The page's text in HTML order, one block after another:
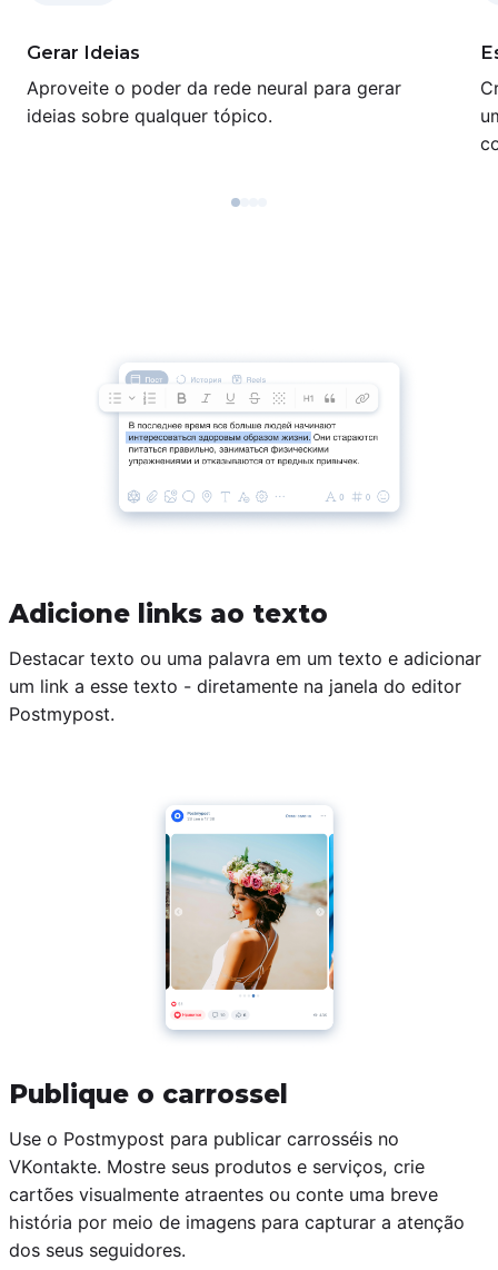
Gerar Ideias
Aproveite o poder da rede neural para gerar
ideias sobre qualquer tópico.
Adicione links ao texto
Destacar texto ou uma palavra em um texto e adicionar
um link a esse texto - diretamente na janela do editor
Postmypost.
Publique o carrossel
Use o Postmypost para publicar carrosséis no
VKontakte. Mostre seus produtos e serviços, crie
cartões visualmente atraentes ou conte uma breve
história por meio de imagens para capturar a atenção
dos seus seguidores.